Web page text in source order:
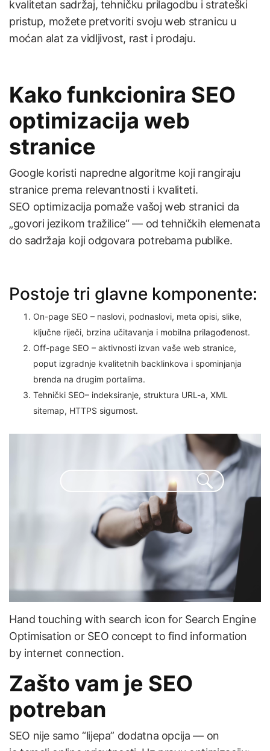
kvalitetan sadržaj, tehničku prilagodbu i strateški
pristup, možete pretvoriti svoju web stranicu u
moćan alat za vidljivost, rast i prodaju.
Kako funkcionira SEO
optimizacija web
stranice
Google koristi napredne algoritme koji rangiraju
stranice prema relevantnosti i kvaliteti.
SEO optimizacija pomaže vašoj web stranici da
„govori jezikom tražilice“ — od tehničkih elemenata
do sadržaja koji odgovara potrebama publike.
Postoje tri glavne komponente:
On-page SEO – naslovi, podnaslovi, meta opisi, slike,
ključne riječi, brzina učitavanja i mobilna prilagođenost.
Off-page SEO – aktivnosti izvan vaše web stranice,
poput izgradnje kvalitetnih backlinkova i spominjanja
brenda na drugim portalima.
Tehnički SEO– indeksiranje, struktura URL-a, XML
sitemap, HTTPS sigurnost.
Hand touching with search icon for Search Engine
Optimisation or SEO concept to find information
by internet connection.
Zašto vam je SEO
potreban
SEO nije samo “lijepa” dodatna opcija — on